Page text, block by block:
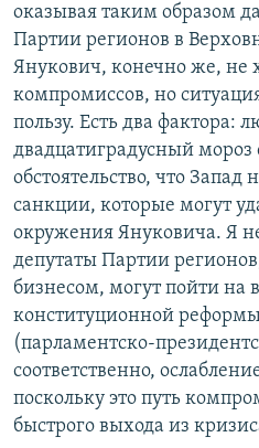
оказывая таким образом
Партии регионов в
Янукович, конечно же, не
компромиссов, но
пользу. Есть два фактора:
двадцатиградусный
обстоятельство, что Запад
санкции, которые могут
окружения Януковича. Я
депутаты Партии
бизнесом, могут пойти на
конституционной
(парламентско-
соответственно,
поскольку это путь
быстрого выхода из